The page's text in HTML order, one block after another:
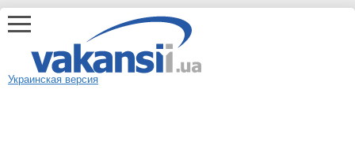
Украинская версия